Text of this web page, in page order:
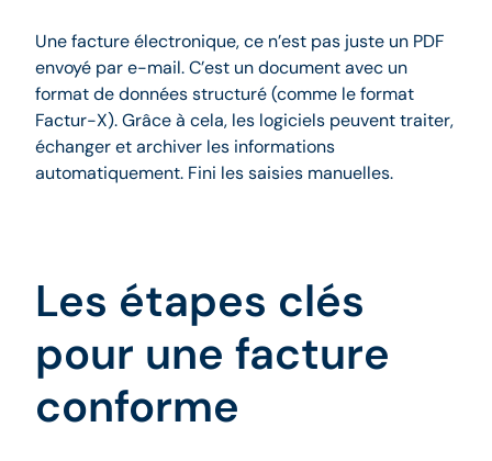
Une facture électronique, ce n’est pas juste un PDF
envoyé par e-mail. C’est un document avec un
format de données structuré (comme le format
Factur-X). Grâce à cela, les logiciels peuvent traiter,
échanger et archiver les informations
automatiquement. Fini les saisies manuelles.
Les étapes clés
pour une facture
conforme